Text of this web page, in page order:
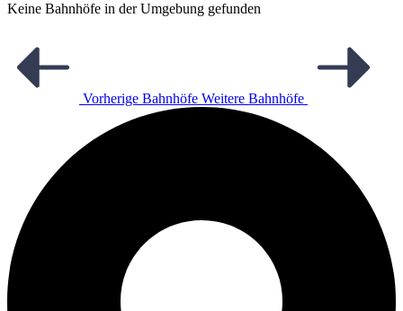
Keine Bahnhöfe in der Umgebung gefunden
Vorherige Bahnhöfe Weitere Bahnhöfe